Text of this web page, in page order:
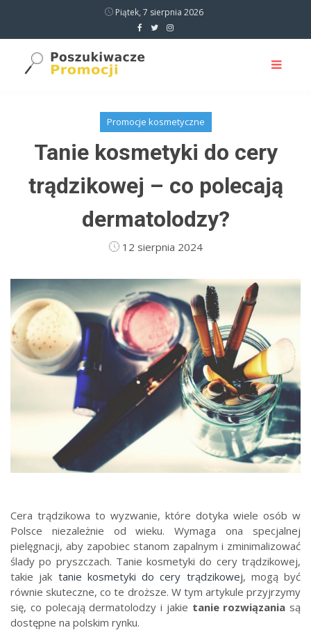
Piątek, 7 sierpnia 2026
Promocje kosmetyczne
Tanie kosmetyki do cery
trądzikowej – co polecają
dermatolodzy?
12 sierpnia 2024
Cera trądzikowa to wyzwanie, które dotyka wiele osób w
Polsce niezależnie od wieku. Wymaga ona specjalnej
pielęgnacji, aby zapobiec stanom zapalnym i zminimalizować
ślady po pryszczach. Tanie kosmetyki do cery trądzikowej,
takie jak tanie kosmetyki do cery trądzikowej, mogą być
równie skuteczne, co te droższe. W tym artykule przyjrzymy
się, co polecają dermatolodzy i jakie tanie rozwiązania są
dostępne na polskim rynku.